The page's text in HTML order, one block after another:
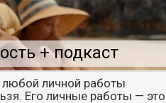
+ подкаст
личной работы
Его личные работы — это